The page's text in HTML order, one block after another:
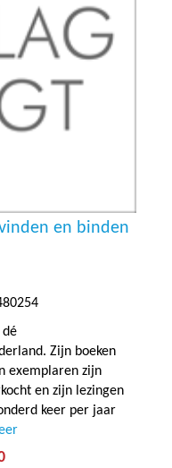
en binden
dé
Zijn boeken
exemplaren zijn
en zijn lezingen
keer per jaar